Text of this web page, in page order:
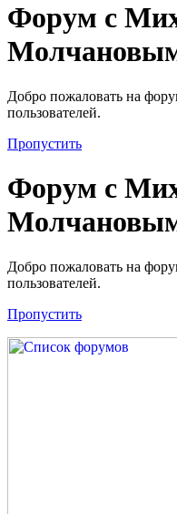
Форум с
Добро пожаловать на
пользователей.
Пропустить
Форум с
Добро пожаловать на
пользователей.
Пропустить